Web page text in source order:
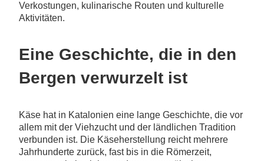
Verkostungen, kulinarische Routen und kulturelle
Aktivitäten.
Eine Geschichte, die in den
Bergen verwurzelt ist
Käse hat in Katalonien eine lange Geschichte, die vor
allem mit der Viehzucht und der ländlichen Tradition
verbunden ist. Die Käseherstellung reicht mehrere
Jahrhunderte zurück, fast bis in die Römerzeit,